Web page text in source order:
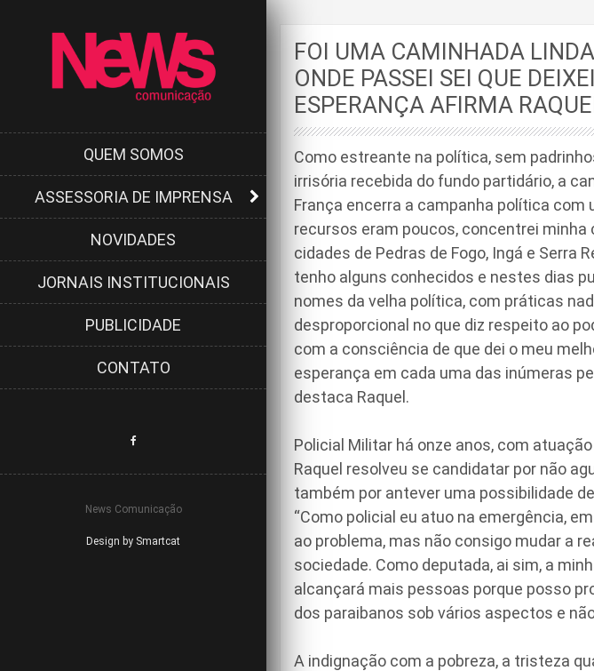
QUEM SOMOS
ASSESSORIA DE IMPRENSA
NOVIDADES
JORNAIS INSTITUCIONAIS
PUBLICIDADE
CONTATO
News Comunicação
Design by Smartcat
FOI UMA CAMINHADA
ONDE PASSEI SEI QUE
ESPERANÇA AFIRMA
Como estreante na política, sem
irrisória recebida do fundo partidário, a
França encerra a campanha política com
recursos eram poucos, concentrei
cidades de Pedras de Fogo, Ingá e Serra
tenho alguns conhecidos e nestes dias
nomes da velha política, com práticas
desproporcional no que diz respeito ao
com a consciência de que dei o meu
esperança em cada uma das inúmeras
destaca Raquel.
Policial Militar há onze anos, com
Raquel resolveu se candidatar por não
também por antever uma possibilidade
“Como policial eu atuo na emergência,
ao problema, mas não consigo mudar a
sociedade. Como deputada, ai sim, a
alcançará mais pessoas porque posso
dos paraibanos sob vários aspectos e
A indignação com a pobreza, a tristeza